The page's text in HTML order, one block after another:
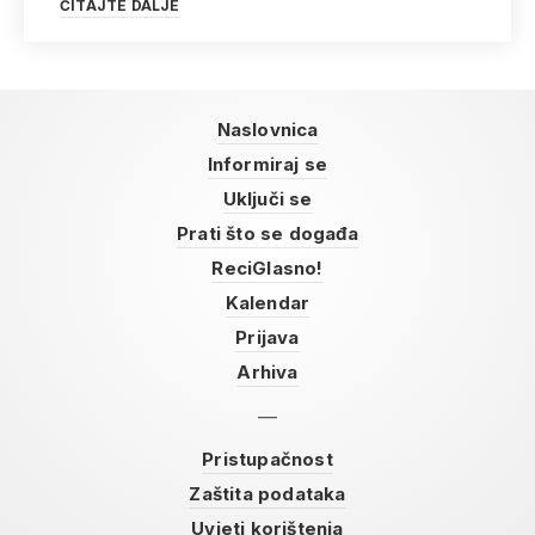
ČITAJTE DALJE
Naslovnica
Informiraj se
Uključi se
Prati što se događa
ReciGlasno!
Kalendar
Prijava
Arhiva
Pristupačnost
Zaštita podataka
Uvjeti korištenja